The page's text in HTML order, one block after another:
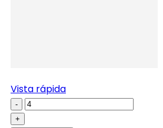
Vista rápida
-
+